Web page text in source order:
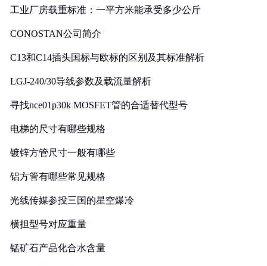
工业厂房载重标准：一平方米能承受多少公斤
CONOSTAN公司简介
C13和C14插头国标与欧标的区别及其标准解析
LGJ-240/30导线参数及载流量解析
寻找nce01p30k MOSFET管的合适替代型号
电梯的尺寸有哪些规格
镀锌方管尺寸一般有哪些
铝方管有哪些常见规格
光线传媒参投三国的星空爆冷
横担型号对应重量
锰矿石产品化合水含量